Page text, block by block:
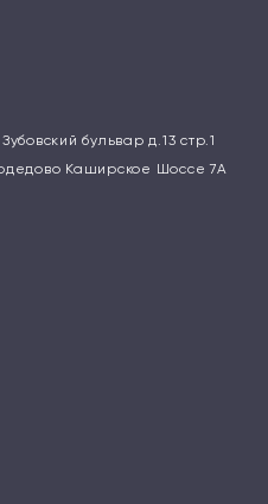
бульвар д.13 стр.1
Каширское Шоссе 7А